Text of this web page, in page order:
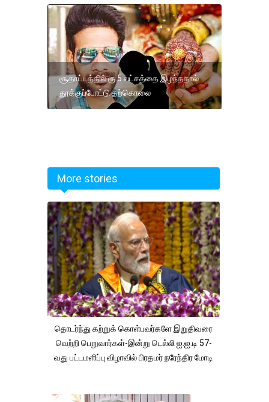
சூதாட்டத்தில் ரூ.5 லட்சத்தை இழந்ததால்
தூக்குப்போட்டு தற்கொலை
More stories
தொடர்ந்து கற்றுக் கொள்பவர்களே இறுதிவரை
வெற்றி பெறுவார்கள்-இன்று டெல்லி ஐ.ஐ.டி 57-
வது பட்டமளிப்பு விழாவில் பிரதமர் நரேந்திர மோடி